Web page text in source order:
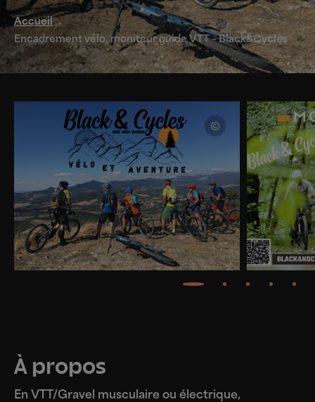
Accueil
Encadrement vélo, moniteur guide VTT – Black&Cycles
À propos
En VTT/Gravel musculaire ou électrique,